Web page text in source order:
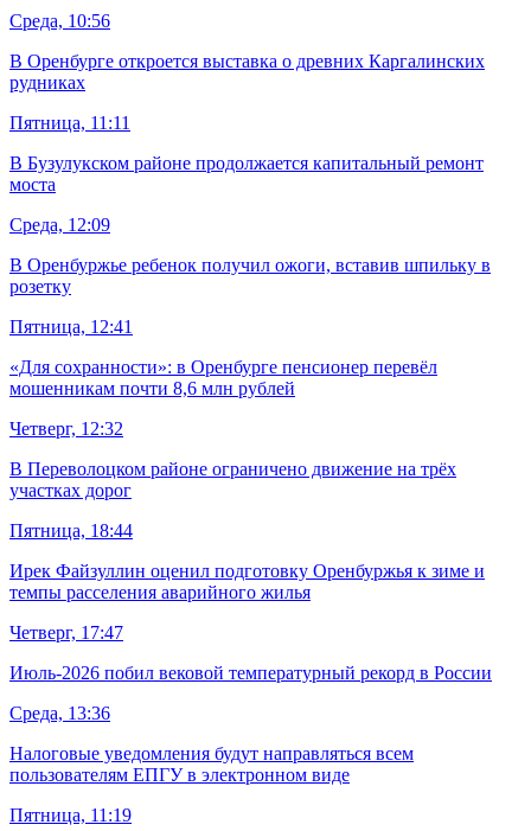
Среда, 10:56
В Оренбурге откроется выставка о древних Каргалинских
рудниках
Пятница, 11:11
В Бузулукском районе продолжается капитальный ремонт
моста
Среда, 12:09
В Оренбуржье ребенок получил ожоги, вставив шпильку в
розетку
Пятница, 12:41
«Для сохранности»: в Оренбурге пенсионер перевёл
мошенникам почти 8,6 млн рублей
Четверг, 12:32
В Переволоцком районе ограничено движение на трёх
участках дорог
Пятница, 18:44
Ирек Файзуллин оценил подготовку Оренбуржья к зиме и
темпы расселения аварийного жилья
Четверг, 17:47
Июль-2026 побил вековой температурный рекорд в России
Среда, 13:36
Налоговые уведомления будут направляться всем
пользователям ЕПГУ в электронном виде
Пятница, 11:19